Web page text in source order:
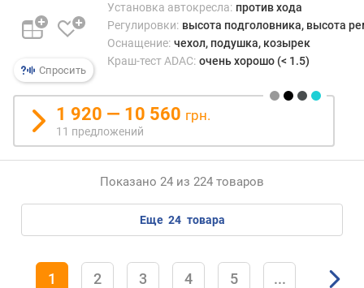
Спросить
Установка автокресла: против хода
Регулировки: высота подголовника, высота
Оснащение: чехол, подушка, козырек
Краш-тест ADAC: очень хорошо (< 1.5)
1 920 — 10 560 грн.
11 предложений
Показано 24 из 224 товаров
еще 24 товара
1 2 3 4 5 ...